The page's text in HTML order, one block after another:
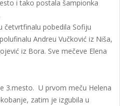
i tako postala šampionka
četvrtfinalu pobedila Sofiju
Andreu Vučković iz Niša,
iz Bora. Sve mečeve Elena
3.mesto. U prvom meču Helena
zatim je izgubila u